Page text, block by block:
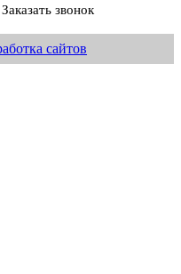
Заказать звонок
сайтов